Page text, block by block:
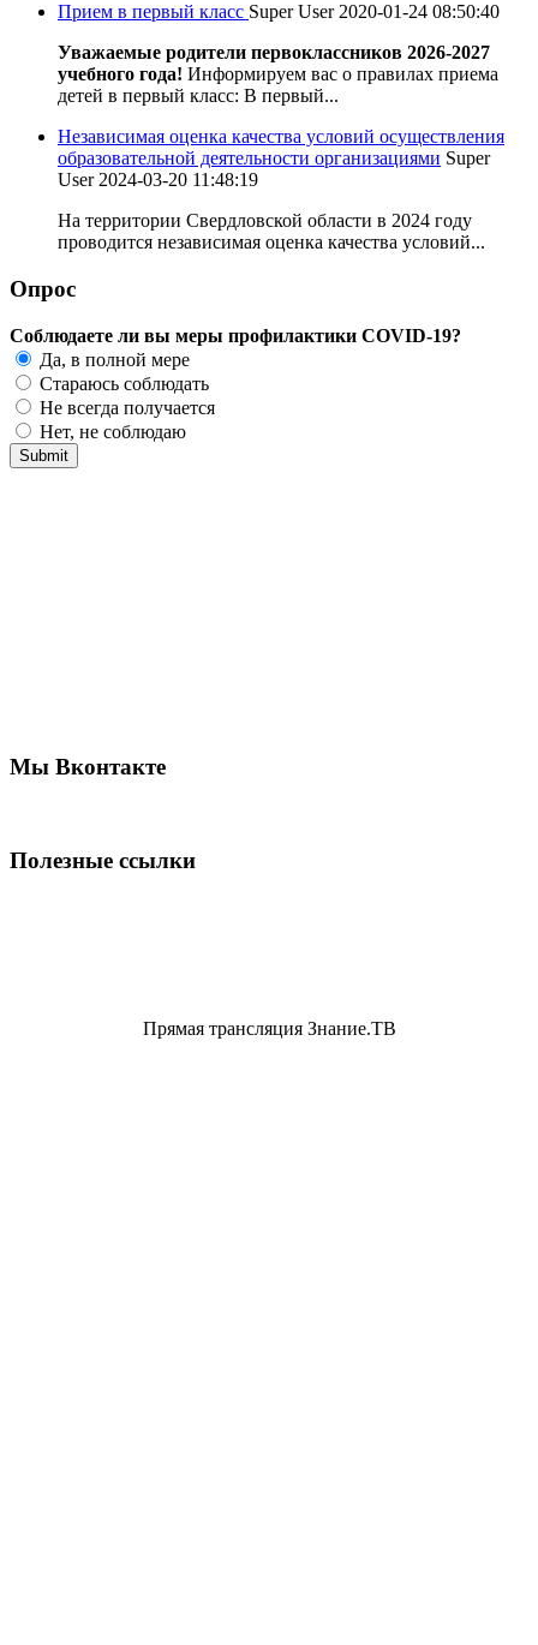
Прием в первый класс Super User 2020-01-24 08:50:40
Уважаемые родители первоклассников 2026-2027
учебного года! Информируем вас о правилах приема
детей в первый класс: В первый...
Независимая оценка качества условий осуществления
образовательной деятельности организациями Super
User 2024-03-20 11:48:19
На территории Свердловской области в 2024 году
проводится независимая оценка качества условий...
Опрос
Соблюдаете ли вы меры профилактики COVID-19?
Да, в полной мере
Стараюсь соблюдать
Не всегда получается
Нет, не соблюдаю
Мы Вконтакте
Полезные ссылки
Прямая трансляция Знание.ТВ